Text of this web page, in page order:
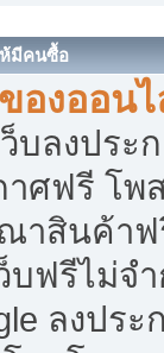
ห้มีคนซื้อ
องออน
บลงประ
าศฟรี โพ
าสินค้าฟ
บฟรีไม่จ
ลงปร